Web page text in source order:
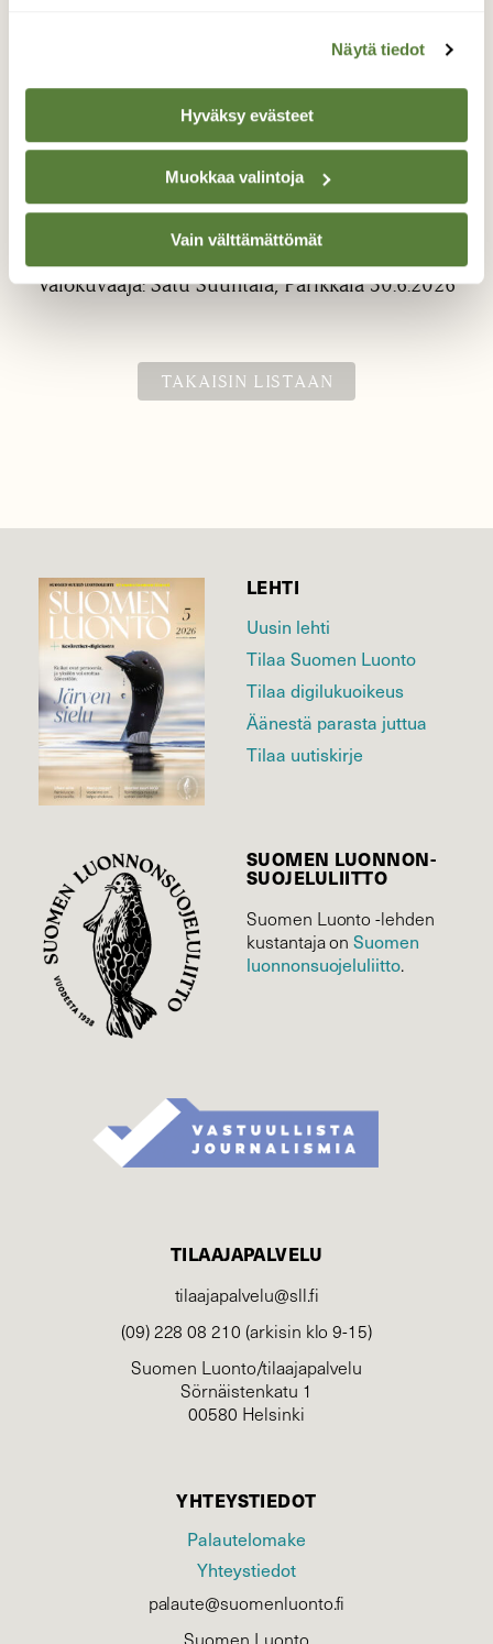
Näytä tiedot
Hyväksy evästeet
Muokkaa valintoja
Vain välttämättömät
Kiitäjä ruusuruoholla
Perhosten kesää
Valokuvaaja: Satu Suuntala, Parikkala 30.6.2026
TAKAISIN LISTAAN
LEHTI
Uusin lehti
Tilaa Suomen Luonto
Tilaa digilukuoikeus
Äänestä parasta juttua
Tilaa uutiskirje
SUOMEN LUONNON­
SUOJELU­LIITTO
Suomen Luonto -lehden
kustantaja onSuomen
luonnonsuojelu­liitto.
TILAAJAPALVELU
tilaajapalvelu@sll.fi
(09) 228 08 210 (arkisin klo 9-15)
Suomen Luonto/tilaajapalvelu
Sörnäistenkatu 1
00580 Helsinki
YHTEYSTIEDOT
Palautelomake
Yhteystiedot
palaute@suomenluonto.fi
Suomen Luonto